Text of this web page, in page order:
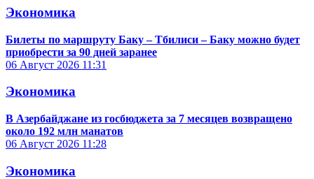
Экономика
Билеты по маршруту Баку – Тбилиси – Баку можно будет
приобрести за 90 дней заранее
06 Август 2026 11:31
Экономика
В Азербайджане из госбюджета за 7 месяцев возвращено
около 192 млн манатов
06 Август 2026 11:28
Экономика